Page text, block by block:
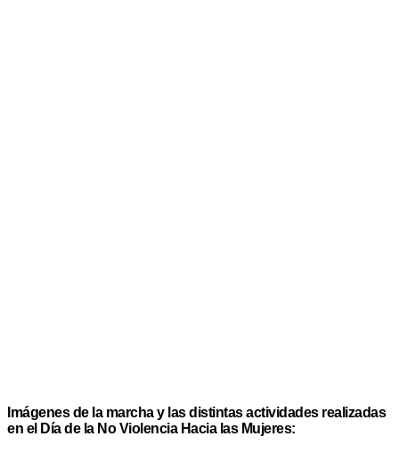
Imágenes de la marcha y las distintas actividades realizadas
en el Día de la No Violencia Hacia las Mujeres: